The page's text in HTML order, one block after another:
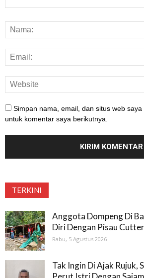
Simpan nama, email, dan situs web
untuk komentar saya berikutnya.
TERKINI
Anggota Dompeng Di
Diri Dengan Pisau Cutter
Rabu, 5 Agustus 2026
Tak Ingin Di Ajak Rujuk,